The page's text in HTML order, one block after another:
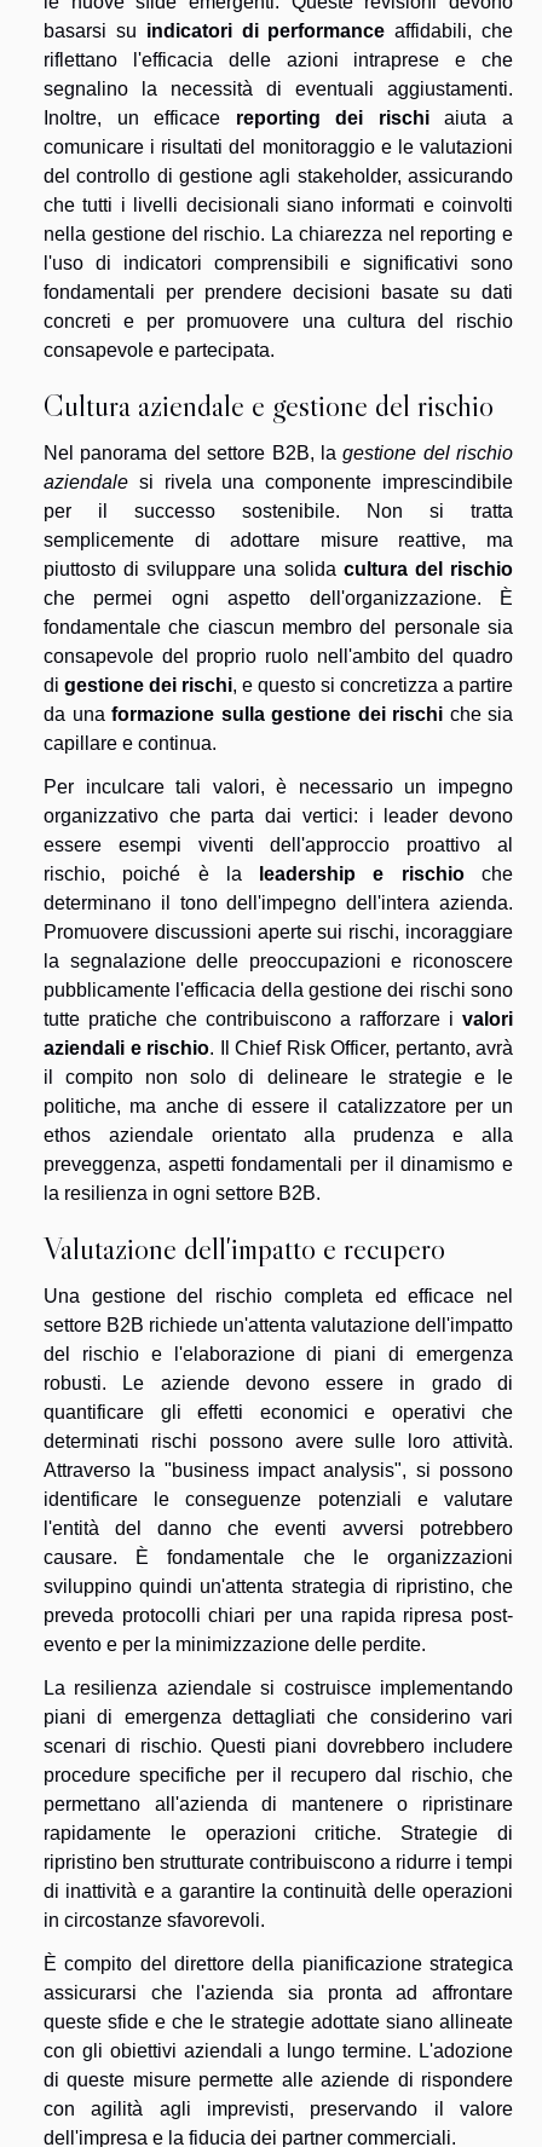
basarsi su indicatori di performance affidabili, che
riflettano l'efficacia delle azioni intraprese e che
segnalino la necessità di eventuali aggiustamenti.
Inoltre, un efficace reporting dei rischiaiuta a
comunicare i risultati del monitoraggio e le valutazioni
del controllo di gestione agli stakeholder, assicurando
che tutti i livelli decisionali siano informati e coinvolti
nella gestione del rischio. La chiarezza nel reporting e
l'uso di indicatori comprensibili e significativi sono
fondamentali per prendere decisioni basate su dati
concreti e per promuovere una cultura del rischio
consapevole e partecipata.
Cultura aziendale e gestione del rischio
Nel panorama del settore B2B, lagestione del rischio
aziendale si rivela una componente imprescindibile
per il successo sostenibile. Non si tratta
semplicemente di adottare misure reattive, ma
piuttosto di sviluppare una solida cultura del rischio
che permei ogni aspetto dell'organizzazione. È
fondamentale che ciascun membro del personale sia
consapevole del proprio ruolo nell'ambito del quadro
di gestione dei rischi, e questo si concretizza a partire
da una formazione sulla gestione dei rischi che sia
capillare e continua.
Per inculcare tali valori, è necessario un impegno
organizzativo che parta dai vertici: i leader devono
essere esempi viventi dell'approccio proattivo al
rischio, poiché è la
leadership e rischioche
determinano il tono dell'impegno dell'intera azienda.
Promuovere discussioni aperte sui rischi, incoraggiare
la segnalazione delle preoccupazioni e riconoscere
pubblicamente l'efficacia della gestione dei rischi sono
tutte pratiche che contribuiscono a rafforzare i valori
aziendali e rischio. Il Chief Risk Officer, pertanto, avrà
il compito non solo di delineare le strategie e le
politiche, ma anche di essere il catalizzatore per un
ethos aziendale orientato alla prudenza e alla
preveggenza, aspetti fondamentali per il dinamismo e
la resilienza in ogni settore B2B.
Valutazione dell'impatto e recupero
Una gestione del rischio completa ed efficace nel
settore B2B richiede un'attenta valutazione dell'impatto
del rischio e l'elaborazione di piani di emergenza
robusti. Le aziende devono essere in grado di
quantificare gli effetti economici e operativi che
determinati rischi possono avere sulle loro attività.
Attraverso la "business impact analysis", si possono
identificare le conseguenze potenziali e valutare
l'entità del danno che eventi avversi potrebbero
causare. È fondamentale che le organizzazioni
sviluppino quindi un'attenta strategia di ripristino, che
preveda protocolli chiari per una rapida ripresa post-
evento e per la minimizzazione delle perdite.
La resilienza aziendale si costruisce implementando
piani di emergenza dettagliati che considerino vari
scenari di rischio. Questi piani dovrebbero includere
procedure specifiche per il recupero dal rischio, che
permettano all'azienda di mantenere o ripristinare
rapidamente le operazioni critiche. Strategie di
ripristino ben strutturate contribuiscono a ridurre i tempi
di inattività e a garantire la continuità delle operazioni
in circostanze sfavorevoli.
È compito del direttore della pianificazione strategica
assicurarsi che l'azienda sia pronta ad affrontare
queste sfide e che le strategie adottate siano allineate
con gli obiettivi aziendali a lungo termine. L'adozione
di queste misure permette alle aziende di rispondere
con agilità agli imprevisti, preservando il valore
dell'impresa e la fiducia dei partner commerciali.